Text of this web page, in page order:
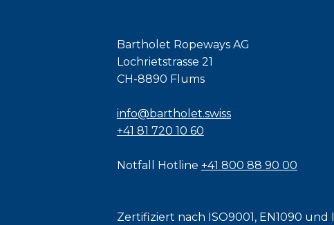
Bartholet Ropeways AG
Lochrietstrasse 21
CH-8890 Flums
info@bartholet.swiss
+41 81 720 10 60
Notfall Hotline +41 800 88 90 00
Zertifiziert nach ISO9001 , EN1090 und